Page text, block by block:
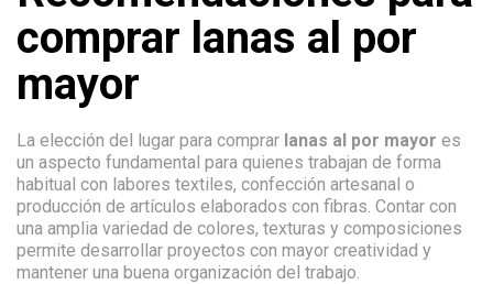
comprar lanas al por
mayor
La elección del lugar para comprar lanas al por mayor es
un aspecto fundamental para quienes trabajan de forma
habitual con labores textiles, confección artesanal o
producción de artículos elaborados con fibras. Contar con
una amplia variedad de colores, texturas y composiciones
permite desarrollar proyectos con mayor creatividad y
mantener una buena organización del trabajo.